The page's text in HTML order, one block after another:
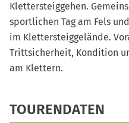
Klettersteiggehen.
sportlichen Tag am Fels
im Klettersteiggelände.
Trittsicherheit, Kondition
am Klettern.
TOURENDATEN